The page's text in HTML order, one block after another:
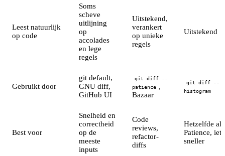
Leest natuurlijk
op code
Soms
scheve
uitlijning
op
accolades
en lege
regels
Uitstekend,
verankert
op unieke
regels
Uitstekend
Gebruikt door
git default,
GNU diff,
GitHub UI
git diff --
patience ,
Bazaar
git diff --
histogram
Best voor
Snelheid en
correctheid
op de
meeste
inputs
Code
reviews,
refactor-
diffs
Hetzelfde als
Patience, iets
sneller